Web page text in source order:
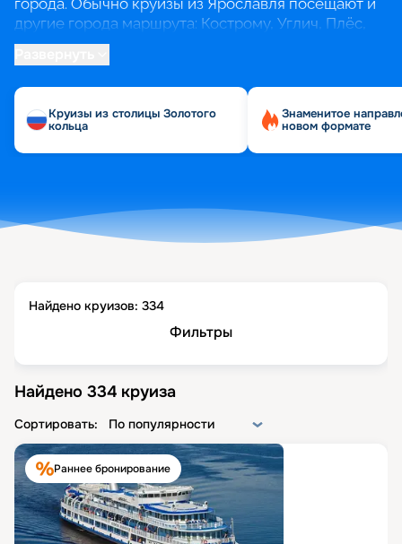
города. Обычно круизы из Ярославля посещают и
другие города маршрута: Кострому, Углич, Плёс,
Мышкин, Рыбинск.
Кроме очевидного маршрута по Золотому кольцу,
Астрахани, или на север, до Санкт-Петербурга.
Круизы из столицы Золотого
кольца
Знаменитое
новом формате
Найдено круизов: 334
Фильтры
Найдено 334 круиза
Сортировать: По популярности
Раннее бронирование